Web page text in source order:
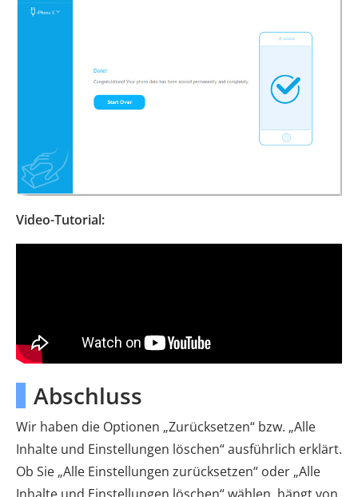
Video-Tutorial:
Abschluss
Wir haben die Optionen „Zurücksetzen“ bzw. „Alle
Inhalte und Einstellungen löschen“ ausführlich erklärt.
Ob Sie „Alle Einstellungen zurücksetzen“ oder „Alle